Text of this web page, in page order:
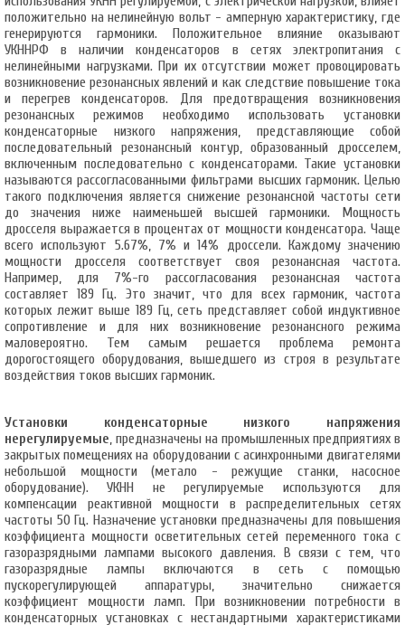
положительно на нелинейную вольт - амперную характеристику, где
генерируются гармоники. Положительное влияние оказывают
УКННРФ в наличии конденсаторов в сетях электропитания с
нелинейными нагрузками. При их отсутствии может провоцировать
возникновение резонансных явлений и как следствие повышение тока
и перегрев конденсаторов. Для предотвращения возникновения
резонансных режимов необходимо использовать установки
конденсаторные низкого напряжения, представляющие собой
последовательный резонансный контур, образованный дросселем,
включенным последовательно с конденсаторами. Такие установки
называются рассогласованными фильтрами высших гармоник. Целью
такого подключения является снижение резонансной частоты сети
до значения ниже наименьшей высшей гармоники. Мощность
дросселя выражается в процентах от мощности конденсатора. Чаще
всего используют 5.67%, 7% и 14% дроссели. Каждому значению
мощности дросселя соответствует своя резонансная частота.
Например, для 7%-го рассогласования резонансная частота
составляет 189 Гц. Это значит, что для всех гармоник, частота
которых лежит выше 189 Гц, сеть представляет собой индуктивное
сопротивление и для них возникновение резонансного режима
маловероятно. Тем самым решается проблема ремонта
дорогостоящего оборудования, вышедшего из строя в результате
воздействия токов высших гармоник.
Установки конденсаторные низкого напряжения
нерегулируемые, предназначены на промышленных предприятиях в
закрытых помещениях на оборудовании с асинхронными двигателями
небольшой мощности (метало - режущие станки, насосное
оборудование). УКНН не регулируемые используются для
компенсации реактивной мощности в распределительных сетях
частоты 50 Гц. Назначение установки предназначены для повышения
коэффициента мощности осветительных сетей переменного тока с
газоразрядными лампами высокого давления. В связи с тем, что
газоразрядные лампы включаются в сеть с помощью
пускорегулирующей аппаратуры, значительно снижается
коэффициент мощности ламп. При возникновении потребности в
конденсаторных установках с нестандартными характеристиками